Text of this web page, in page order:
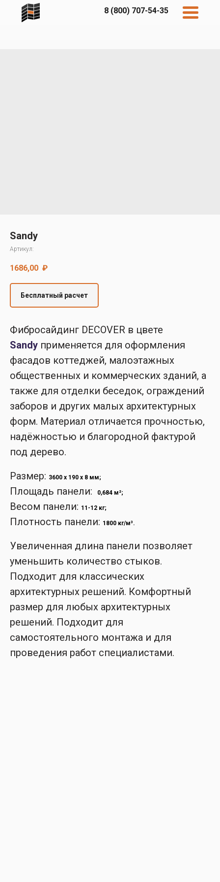
8 (800) 707-54-35
Sandy
Артикул:
1686,00 ₽
Бесплатный расчет
Фибросайдинг DECOVER в цвете
Sandy применяется для оформления
фасадов коттеджей, малоэтажных
общественных и коммерческих зданий, а
также для отделки беседок, ограждений
заборов и других малых архитектурных
форм. Материал отличается прочностью,
надёжностью и благородной фактурой
под дерево.
Размер: 3600 x 190 x 8 мм;
Площадь панели: 0,684 м²;
Весом панели: 11-12 кг;
Плотность панели: 1800 кг/м³.
Увеличенная длина панели позволяет
уменьшить количество стыков.
Подходит для классических
архитектурных решений. Комфортный
размер для любых архитектурных
решений. Подходит для
самостоятельного монтажа и для
проведения работ специалистами.